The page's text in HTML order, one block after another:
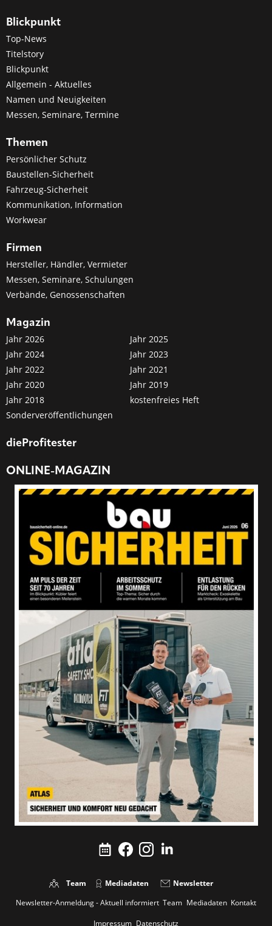
Blickpunkt
Top-News
Titelstory
Blickpunkt
Allgemein - Aktuelles
Namen und Neuigkeiten
Messen, Seminare, Termine
Themen
Persönlicher Schutz
Baustellen-Sicherheit
Fahrzeug-Sicherheit
Kommunikation, Information
Workwear
Firmen
Hersteller, Händler, Vermieter
Messen, Seminare, Schulungen
Verbände, Genossenschaften
Magazin
Jahr 2026
Jahr 2025
Jahr 2024
Jahr 2023
Jahr 2022
Jahr 2021
Jahr 2020
Jahr 2019
Jahr 2018
kostenfreies Heft
Sonderveröffentlichungen
dieProfitester
ONLINE-MAGAZIN
Team Mediadaten
Newsletter
Newsletter-Anmeldung - Aktuell informiert Team Mediadaten Kontakt
Impressum Datenschutz